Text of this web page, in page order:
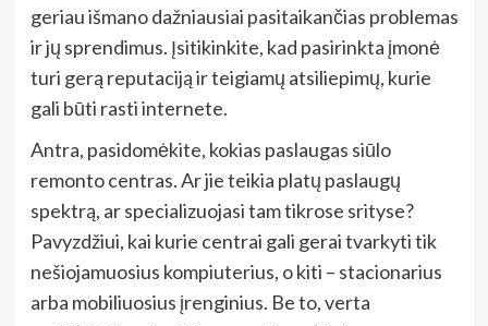
geriau išmano dažniausiai pasitaikančias problemas
ir jų sprendimus. Įsitikinkite, kad pasirinkta įmonė
turi gerą reputaciją ir teigiamų atsiliepimų, kurie
gali būti rasti internete.
Antra, pasidomėkite, kokias paslaugas siūlo
remonto centras. Ar jie teikia platų paslaugų
spektrą, ar specializuojasi tam tikrose srityse?
Pavyzdžiui, kai kurie centrai gali gerai tvarkyti tik
nešiojamuosius kompiuterius, o kiti – stacionarius
arba mobiliuosius įrenginius. Be to, verta